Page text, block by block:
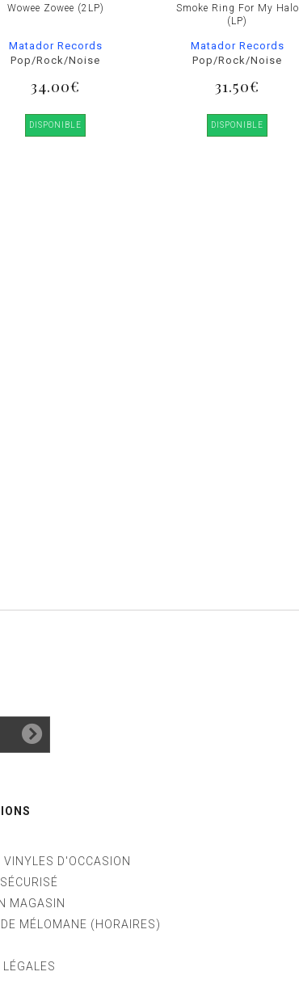
Wowee Zowee (2LP)
Matador Records
Pop/Rock/Noise
34.00€
DISPONIBLE
Smoke Ring For My Halo
(LP)
Matador Records
Pop/Rock/Noise
31.50€
DISPONIBLE
VINYLES D'OCCASION
MAGASIN
MÉLOMANE (HORAIRES)